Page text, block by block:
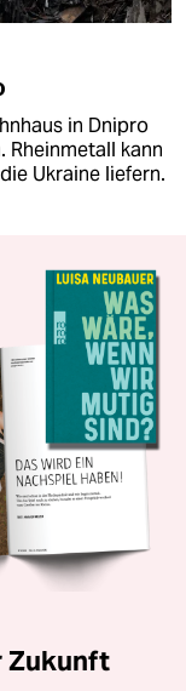
in Dnipro
Rheinmetall kann
Ukraine liefern.
Zukunft